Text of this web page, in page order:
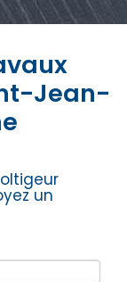
Jean-
un